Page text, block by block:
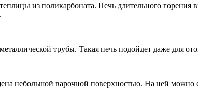
из поликарбоната. Печь длительного
трубы. Такая печь подойдет даже для
небольшой варочной поверхностью. На ней можно